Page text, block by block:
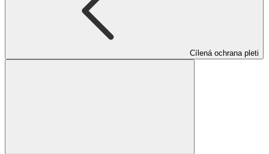
Cílená ochrana pleti